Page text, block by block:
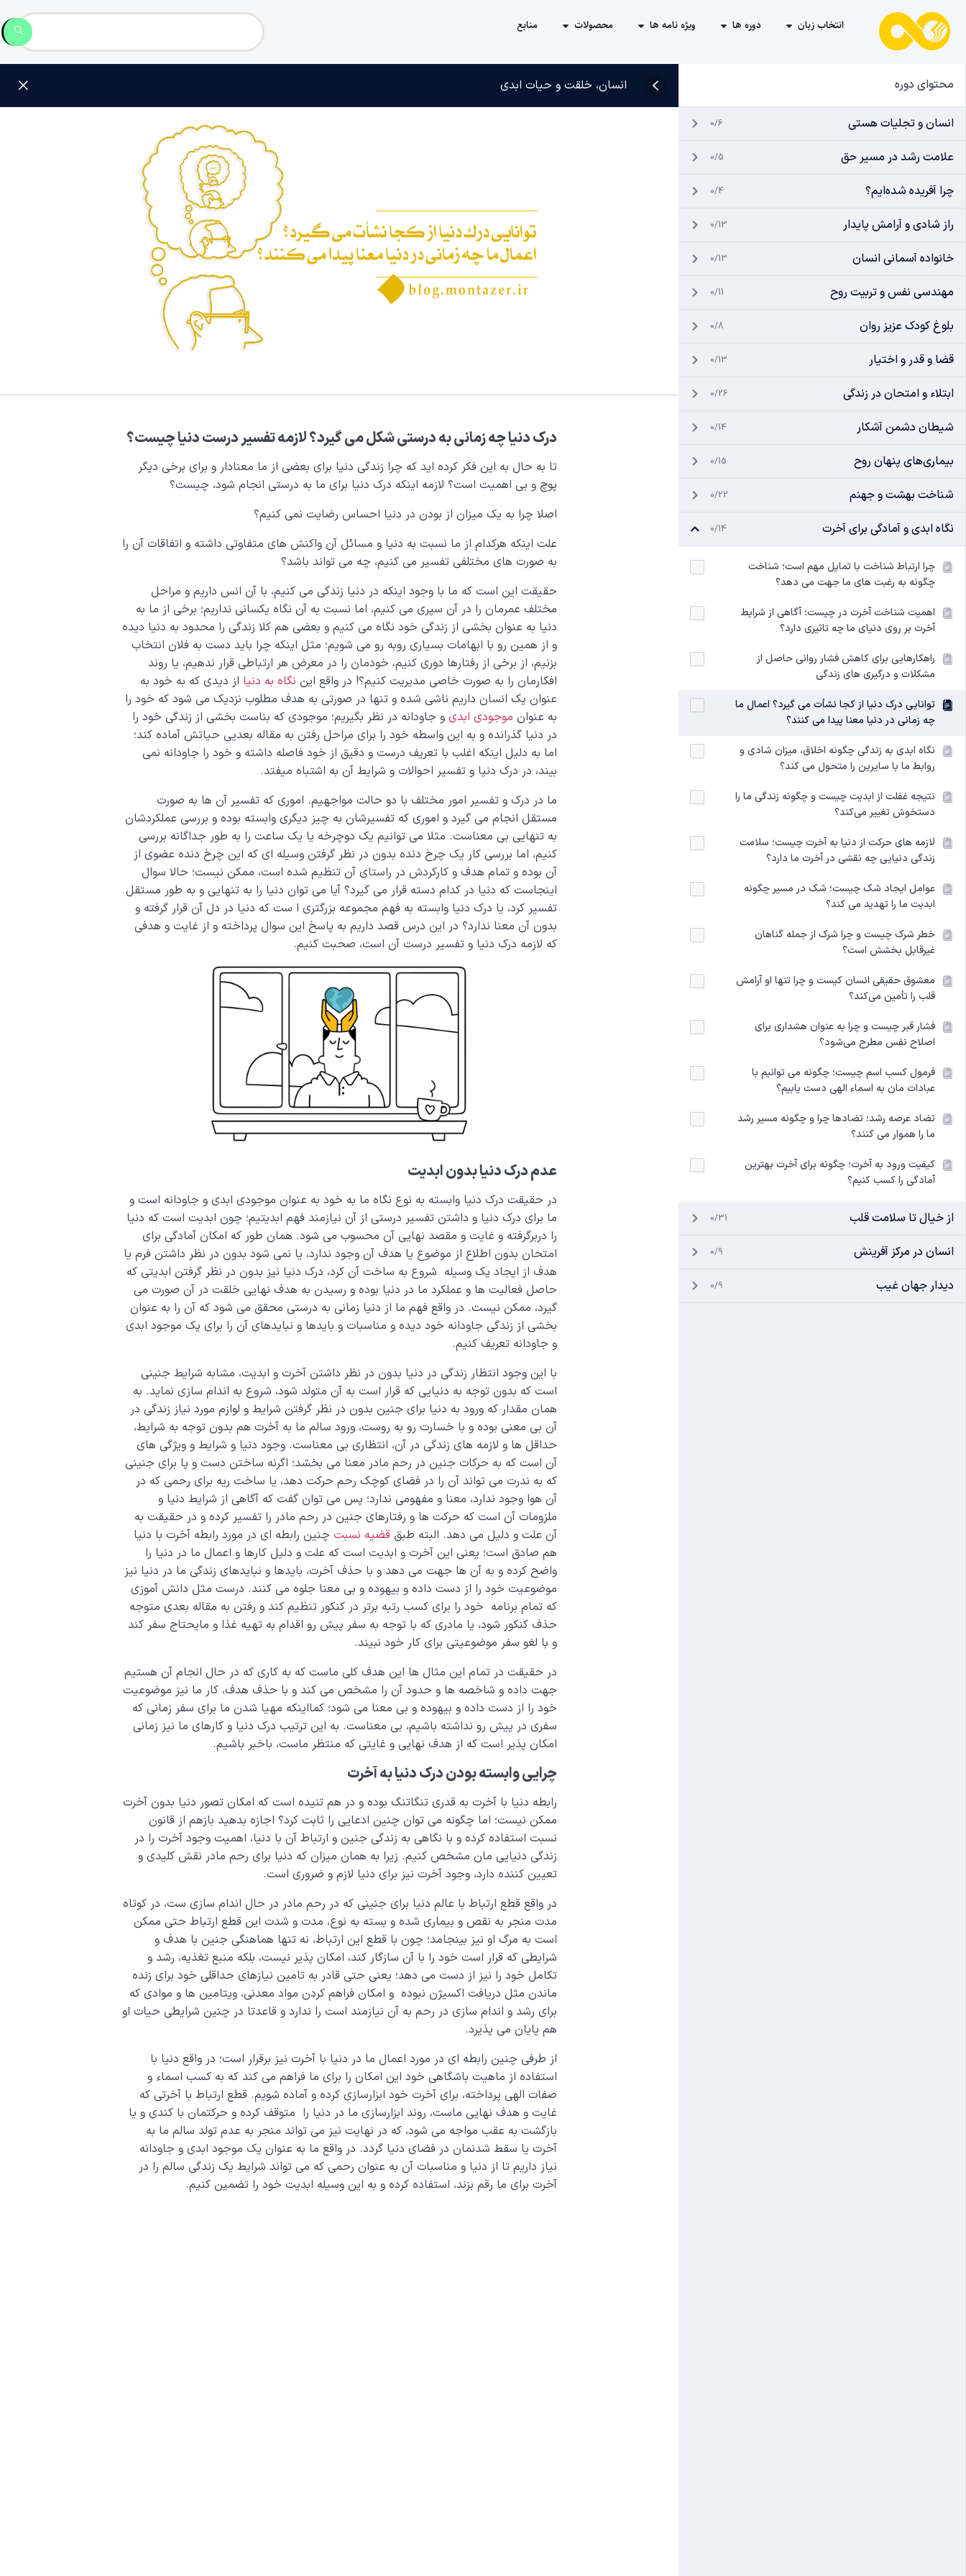
انتخاب زبان دوره ها ویژه نامه ها محصولات منابع
محتوای دوره
انسان و تجلیات هستی 0/6
علامت رشد در مسیر حق 0/5
چرا آفریده شده‌ایم؟ 0/4
راز شادی و آرامش پایدار 0/13
خانواده آسمانی انسان 0/13
مهندسی نفس و تربیت روح 0/11
بلوغ کودک عزیز روان 0/8
قضا و قدر و اختیار 0/13
ابتلاء و امتحان در زندگی 0/26
شیطان دشمن آشکار 0/14
بیماری‌های پنهان روح 0/15
شناخت بهشت و جهنم 0/22
نگاه ابدی و آمادگی برای آخرت 0/14
چرا ارتباط شناخت با تمایل مهم است؛ شناخت
چگونه به رغبت های ما جهت می دهد؟
اهمیت شناخت آخرت در چیست؛ آگاهی از شرایط
آخرت بر روی دنیای ما چه تاثیری دارد؟
راهکارهایی برای کاهش فشار روانی حاصل از
مشکلات و درگیری های زندگی
توانایی درک دنیا از کجا نشأت می گیرد؟ اعمال ما
چه زمانی در دنیا معنا پیدا می کنند؟
نگاه ابدی به زندگی چگونه اخلاق، میزان شادی و
روابط ما با سایرین را متحول می کند؟
نتیجه غفلت از ابدیت چیست و چگونه زندگی ما را
دستخوش تغییر می‌کند؟
لازمه های حرکت از دنیا به آخرت چیست؛ سلامت
زندگی دنیایی چه نقشی در آخرت ما دارد؟
عوامل ایجاد شک چیست؛ شک در مسیر چگونه
ابدیت ما را تهدید می کند؟
خطر شرک چیست و چرا شرک از جمله گناهان
غیرقابل بخشش است؟
معشوق حقیقی انسان کیست و چرا تنها او آرامش
قلب را تأمین می‌کند؟
فشار قبر چیست و چرا به عنوان هشداری برای
اصلاح نفس مطرح می‌شود؟
فرمول کسب اسم چیست؛ چگونه می توانیم با
عبادات مان به اسماء الهی دست یابیم؟
تضاد عرصه رشد؛ تضادها چرا و چگونه مسیر رشد
ما را هموار می کنند؟
کیفیت ورود به آخرت؛ چگونه برای آخرت بهترین
آمادگی را کسب کنیم؟
از خیال تا سلامت قلب 0/31
انسان در مرکز آفرینش 0/9
دیدار جهان غیب 0/9
انسان، خلقت و حیات ابدی
درک دنیا چه زمانی به درستی شکل می گیرد؟ لازمه تفسیر درست دنیا چیست؟
تا به حال به این فکر کرده اید که چرا زندگی دنیا برای بعضی از ما معنادار و برای برخی دیگر
پوچ و بی اهمیت است؟ لازمه اینکه درک دنیا برای ما به درستی انجام شود، چیست؟
اصلا چرا به یک میزان از بودن در دنیا احساس رضایت نمی کنیم؟
علت اینکه هرکدام از ما نسبت به دنیا و مسائل آن واکنش های متفاوتی داشته و اتفاقات آن را
به صورت های مختلفی تفسیر می کنیم، چه می تواند باشد؟
حقیقت این است که ما با وجود اینکه در دنیا زندگی می کنیم، با آن انس داریم و مراحل
مختلف عمرمان را در آن سپری می کنیم، اما نسبت به آن نگاه یکسانی نداریم؛ برخی از ما به
دنیا به عنوان بخشی از زندگی خود نگاه می کنیم و بعضی هم کلا زندگی را محدود به دنیا دیده
و از همین رو با ابهامات بسیاری روبه رو می شویم؛ مثل اینکه چرا باید دست به فلان انتخاب
بزنیم، از برخی از رفتارها دوری کنیم، خودمان را در معرض هر ارتباطی قرار ندهیم، یا روند
افکارمان را به صورت خاصی مدیریت کنیم؟! در واقع این نگاه به دنیا از دیدی که به خود به
عنوان یک انسان داریم ناشی شده و تنها در صورتی به هدف مطلوب نزدیک می شود که خود را
به عنوان موجودی ابدی و جاودانه در نظر بگیریم؛ موجودی که بناست بخشی از زندگی خود را
در دنیا گذرانده و به این واسطه خود را برای مراحل رفتن به مقاله بعدیی حیاتش آماده کند؛
اما به دلیل اینکه اغلب با تعریف درست و دقیق از خود فاصله داشته و خود را جاودانه نمی
بیند، در درک دنیا و تفسیر احوالات و شرایط آن به اشتباه میفتد.
ما در درک و تفسیر امور مختلف با دو حالت مواجهیم. اموری که تفسیر آن ها به صورت
مستقل انجام می گیرد و اموری که تفسیرشان به چیز دیگری وابسته بوده و بررسی عملکردشان
به تنهایی بی معناست. مثلا می توانیم یک دوچرخه یا یک ساعت را به طور جداگانه بررسی
کنیم، اما بررسی کار یک چرخ دنده بدون در نظر گرفتن وسیله ای که این چرخ دنده عضوی از
آن بوده و تمام هدف و کارکردش در راستای آن تنظیم شده است، ممکن نیست؛ حالا سوال
اینجاست که دنیا در کدام دسته قرار می گیرد؟ آیا می توان دنیا را به تنهایی و به طور مستقل
تفسیر کرد، یا درک دنیا وابسته به فهم مجموعه بزرگتری ا ست که دنیا در دل آن قرار گرفته و
بدون آن معنا ندارد؟ در این درس قصد داریم به پاسخ این سوال پرداخته و از غایت و هدفی
که لازمه درک دنیا و تفسیر درست آن است، صحبت کنیم.
عدم درک دنیا بدون ابدیت
در حقیقت درک دنیا وابسته به نوع نگاه ما به خود به عنوان موجودی ابدی و جاودانه است و
ما برای درک دنیا و داشتن تفسیر درستی از آن نیازمند فهم ابدیتیم؛ چون ابدیت است که دنیا
را دربرگرفته و غایت و مقصد نهایی آن محسوب می شود. همان طور که امکان آمادگی برای
امتحان بدون اطلاع از موضوع یا هدف آن وجود ندارد، یا نمی شود بدون در نظر داشتن فرم یا
هدف از ایجاد یک وسیله شروع به ساخت آن کرد، درک دنیا نیز بدون در نظر گرفتن ابدیتی که
حاصل فعالیت ها و عملکرد ما در دنیا بوده و رسیدن به هدف نهایی خلقت در آن صورت می
گیرد، ممکن نیست. در واقع فهم ما از دنیا زمانی به درستی محقق می شود که آن را به عنوان
بخشی از زندگی جاودانه خود دیده و مناسبات و بایدها و نبایدهای آن را برای یک موجود ابدی
و جاودانه تعریف کنیم.
با این وجود انتظار زندگی در دنیا بدون در نظر داشتن آخرت و ابدیت، مشابه شرایط جنینی
است که بدون توجه به دنیایی که قرار است به آن متولد شود، شروع به اندام سازی نماید. به
همان مقدار که ورود به دنیا برای جنین بدون در نظر گرفتن شرایط و لوازم مورد نیاز زندگی در
آن بی معنی بوده و با خسارت رو به روست، ورود سالم ما به آخرت هم بدون توجه به شرایط،
حداقل ها و لازمه های زندگی در آن، انتظاری بی معناست. وجود دنیا و شرایط و ویژگی های
آن است که به حرکات جنین در رحم مادر معنا می بخشد؛ اگرنه ساختن دست و پا برای جنینی
که به ندرت می تواند آن را در فضای کوچک رحم حرکت دهد، یا ساخت ریه برای رحمی که در
آن هوا وجود ندارد، معنا و مفهومی ندارد؛ پس می توان گفت که آگاهی از شرایط دنیا و
ملزومات آن است که حرکت ها و رفتارهای جنین در رحم مادر را تفسیر کرده و در حقیقت به
آن علت و دلیل می دهد. البته طبققضیه نسبت چنین رابطه ای در مورد رابطه آخرت با دنیا
هم صادق است؛ یعنی این آخرت و ابدیت است که علت و دلیل کارها و اعمال ما در دنیا را
واضح کرده و به آن ها جهت می دهد و با حذف آخرت، بایدها و نبایدهای زندگی ما در دنیا نیز
موضوعیت خود را از دست داده و بیهوده و بی معنا جلوه می کنند. درست مثل دانش آموزی
که تمام برنامه خود را برای کسب رتبه برتر در کنکور تنظیم کند و رفتن به مقاله بعدی متوجه
حذف کنکور شود، یا مادری که با توجه به سفر پیش رو اقدام به تهیه غذا و مایحتاج سفر کند
و با لغو سفر موضوعیتی برای کار خود نبیند.
در حقیقت در تمام این مثال ها این هدف کلی ماست که به کاری که در حال انجام آن هستیم
جهت داده و شاخصه ها و حدود آن را مشخص می کند و با حذف هدف، کار ما نیز موضوعیت
خود را از دست داده و بیهوده و بی معنا می شود؛ کمااینکه مهیا شدن ما برای سفر زمانی که
سفری در پیش رو نداشته باشیم، بی معناست. به این ترتیب درک دنیا و کارهای ما نیز زمانی
امکان پذیر است که از هدف نهایی و غایتی که منتظر ماست، باخبر باشیم.
چرایی وابسته بودن درک دنیا به آخرت
رابطه دنیا با آخرت به قدری تنگاتنگ بوده و در هم تنیده است که امکان تصور دنیا بدون آخرت
ممکن نیست؛ اما چگونه می توان چنین ادعایی را ثابت کرد؟ اجازه بدهید بازهم از قانون
نسبت استفاده کرده و با نگاهی به زندگی جنین و ارتباط آن با دنیا، اهمیت وجود آخرت را در
زندگی دنیایی مان مشخص کنیم. زیرا به همان میزان که دنیا برای رحم مادر نقش کلیدی و
تعیین کننده دارد، وجود آخرت نیز برای دنیا لازم و ضروری است.
در واقع قطع ارتباط با عالم دنیا برای جنینی که در رحم مادر در حال اندام سازی ست، در کوتاه
مدت منجر به نقص و بیماری شده و بسته به نوع، مدت و شدت این قطع ارتباط حتی ممکن
است به مرگ او نیز بینجامد؛ چون با قطع این ارتباط، نه تنها هماهنگی جنین با هدف و
شرایطی که قرار است خود را با آن سازگار کند، امکان پذیر نیست، بلکه منبع تغذیه، رشد و
تکامل خود را نیز از دست می دهد؛ یعنی حتی قادر به تامین نیازهای حداقلی خود برای زنده
ماندن مثل دریافت اکسیژن نبوده و امکان فراهم کردن مواد معدنی، ویتامین ها و موادی که
برای رشد و اندام سازی در رحم به آن نیازمند است را ندارد و قاعدتا در چنین شرایطی حیات او
هم پایان می پذیرد.
از طرفی چنین رابطه ای در مورد اعمال ما در دنیا با آخرت نیز برقرار است؛ در واقع دنیا با
استفاده از ماهیت باشگاهی خود این امکان را برای ما فراهم می کند که به کسب اسماء و
صفات الهی پرداخته، برای آخرت خود ابزارسازی کرده و آماده شویم. قطع ارتباط با آخرتی که
غایت و هدف نهایی ماست، روند ابزارسازی ما در دنیا را متوقف کرده و حرکتمان با کندی و یا
بازگشت به عقب مواجه می شود، که در نهایت نیز می تواند منجر به عدم تولد سالم ما به
آخرت یا سقط شدنمان در فضای دنیا گردد. در واقع ما به عنوان یک موجود ابدی و جاودانه
نیاز داریم تا از دنیا و مناسبات آن به عنوان رحمی که می تواند شرایط یک زندگی سالم را در
آخرت برای ما رقم بزند، استفاده کرده و به این وسیله ابدیت خود را تضمین کنیم.